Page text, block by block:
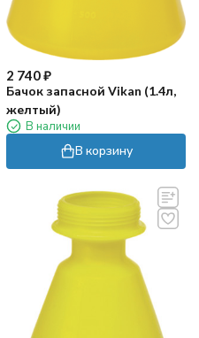
2 740₽
Бачок запасной Vikan (1.4л,
желтый)
В наличии
В корзину